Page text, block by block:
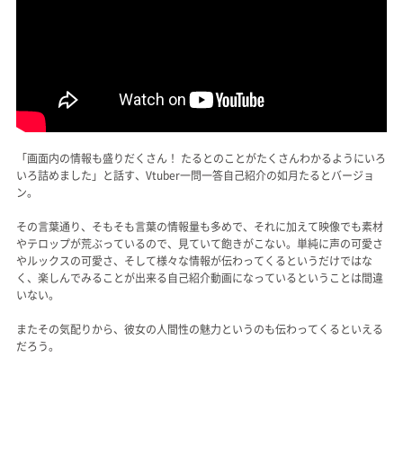
「画面内の情報も盛りだくさん！ たるとのことがたくさんわかるようにいろ
いろ詰めました」と話す、Vtuber一問一答自己紹介の如月たるとバージョ
ン。
その言葉通り、そもそも言葉の情報量も多めで、それに加えて映像でも素材
やテロップが荒ぶっているので、見ていて飽きがこない。単純に声の可愛さ
やルックスの可愛さ、そして様々な情報が伝わってくるというだけではな
く、楽しんでみることが出来る自己紹介動画になっているということは間違
いない。
またその気配りから、彼女の人間性の魅力というのも伝わってくるといえる
だろう。